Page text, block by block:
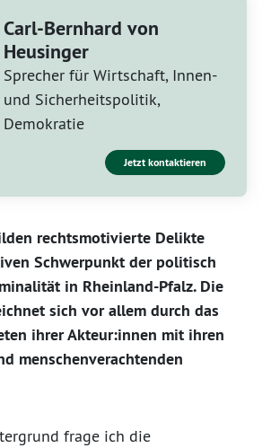
Carl-Bernhard von
Heusinger
Sprecher für Wirtschaft, Innen-
und Sicherheitspolitik,
Demokratie
Jetzt kontaktieren
rechtsmotivierte Delikte
Schwerpunkt der politisch
in Rheinland-Pfalz. Die
sich vor allem durch das
ihrer Akteur:innen mit ihren
menschenverachtenden
frage ich die